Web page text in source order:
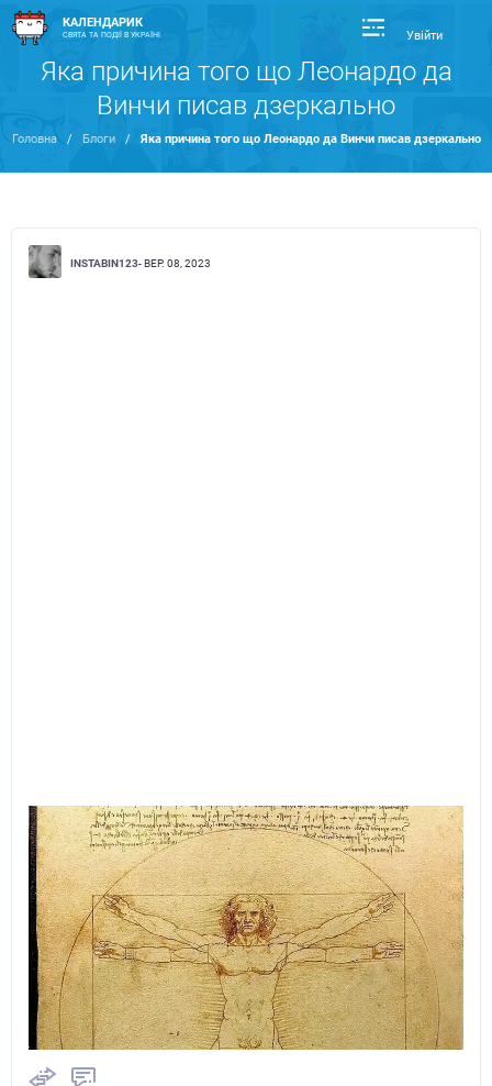
КАЛЕНДАРИК
СВЯТА ТА ПОДІЇ В УКРАЇНІ Увійти
Яка причина того що Леонардо да
Винчи писав дзеркально
Головна / Блоги / Яка причина того що Леонардо да Винчи писав дзеркально
INSTABIN123- ВЕР. 08, 2023